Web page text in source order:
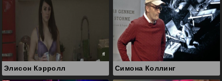
Элисон Кэрролл Симона Коллинг